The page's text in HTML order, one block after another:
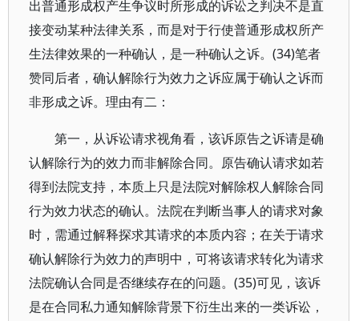
出普通形成权产生争议时所形成的诉讼之判决不是直
接变动某种法律关系，而是对于行使普通形成权所产
生法律效果的一种确认，是一种确认之诉。(34)笔者
赞同后者，确认解除行为效力之诉应属于确认之诉而
非形成之诉。理由有二：
第一，从诉讼请求视角看，该诉原告之诉请是确
认解除行为的效力而非解除合同。原告确认请求如若
得到法院支持，本质上只是法院对解除权人解除合同
行为效力状态的确认。法院在判断当事人的请求对象
时，需通过解释探求其请求的本质内容；在关于请求
确认解除行为效力的声明中，可将该请求转化为请求
法院确认合同是否继续存在的问题。(35)可见，该诉
是在合同私力通知解除背景下衍生出来的一类诉讼，